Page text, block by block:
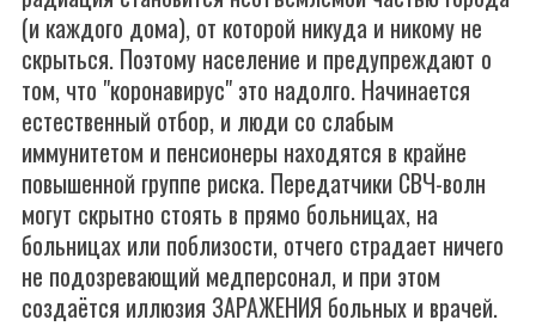
(и каждого дома), от которой никуда и никому не
скрыться. Поэтому население и предупреждают о
том, что "коронавирус" это надолго. Начинается
естественный отбор, и люди со слабым
иммунитетом и пенсионеры находятся в крайне
повышенной группе риска. Передатчики СВЧ-волн
могут скрытно стоять в прямо больницах, на
больницах или поблизости, отчего страдает ничего
не подозревающий медперсонал, и при этом
создаётся иллюзия ЗАРАЖЕНИЯ больных и врачей.